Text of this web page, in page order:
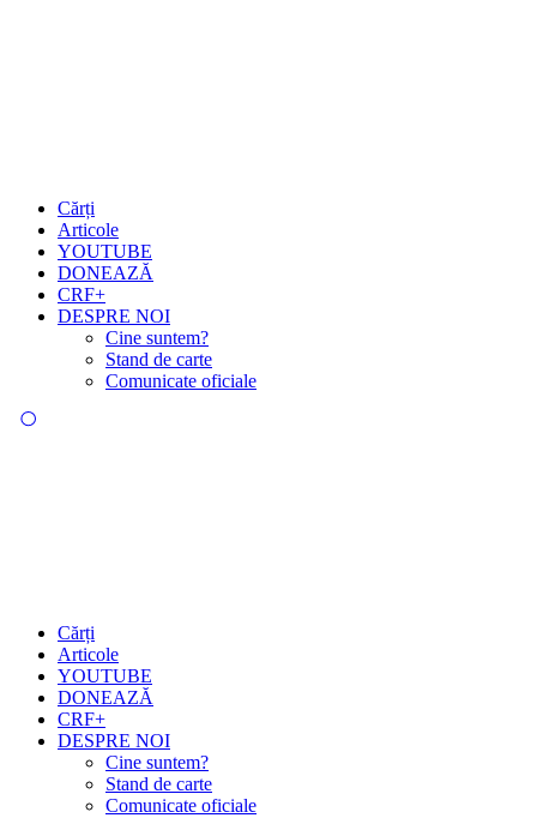
Cărți
Articole
YOUTUBE
DONEAZĂ
CRF+
DESPRE NOI
Cine suntem?
Stand de carte
Comunicate oficiale
Cărți
Articole
YOUTUBE
DONEAZĂ
CRF+
DESPRE NOI
Cine suntem?
Stand de carte
Comunicate oficiale